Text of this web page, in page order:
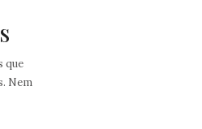
que
Nem